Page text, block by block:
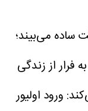
ساده می‌بیند؛
فرار از زندگی
ورود اولیور